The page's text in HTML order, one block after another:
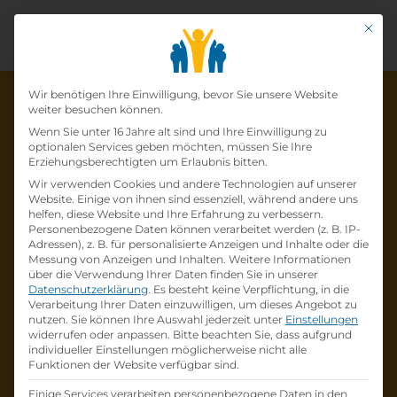
Die Lehrstelle wurde schon
besetzt!
Die LehrstelleLehre
Einzelhandelskauffrau*mann (w/m/d) 3830
Waidhofen an der ThayabeiÖsterreichische
Postist schonbesetzt .
Firmenprofil besuchen
Andere Lehrstelle suchen
Mit
Datenschutz-
Wir benötigen Ihre Einwilligung, bevor Sie unsere Website
weiter besuchen können.
Wenn Sie unter 16 Jahre alt sind und Ihre Einwilligung zu
optionalen Services geben möchten, müssen Sie Ihre
Erziehungsberechtigten um Erlaubnis bitten.
Wir verwenden Cookies und andere Technologien auf unserer
Website. Einige von ihnen sind essenziell, während andere uns
helfen, diese Website und Ihre Erfahrung zu verbessern.
Personenbezogene Daten können verarbeitet werden (z. B. IP-
Adressen), z. B. für personalisierte Anzeigen und Inhalte oder die
Messung von Anzeigen und Inhalten. Weitere Informationen
über die Verwendung Ihrer Daten finden Sie in unserer
Datenschutzerklärung. Es besteht keine Verpflichtung, in die
Verarbeitung Ihrer Daten einzuwilligen, um dieses Angebot zu
nutzen. Sie können Ihre Auswahl jederzeit unter Einstellungen
widerrufen oder anpassen. Bitte beachten Sie, dass aufgrund
individueller Einstellungen möglicherweise nicht alle
Funktionen der Website verfügbar sind.
Einige Services verarbeiten personenbezogene Daten in den